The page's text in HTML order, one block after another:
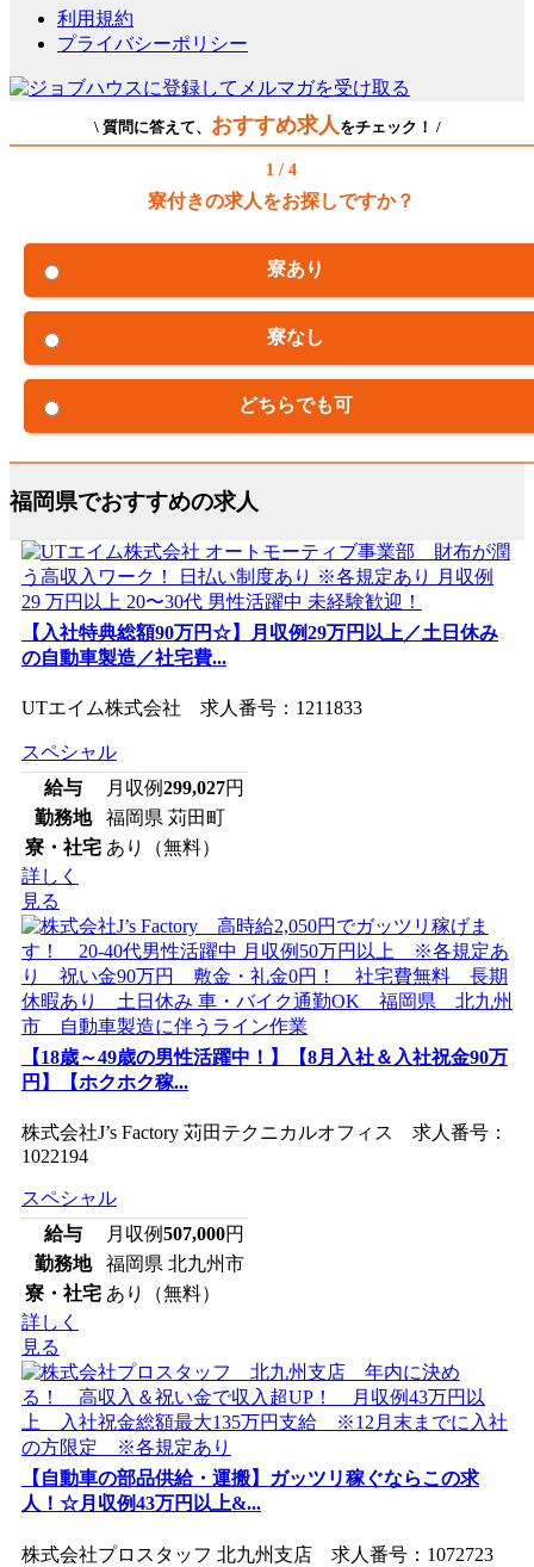
利用規約
プライバシーポリシー
\ 質問に答えて、 おすすめ求人をチェック！ /
1 / 4
寮付きの求人をお探しですか？
寮あり
寮なし
どちらでも可
福岡県でおすすめの求人
【入社特典総額90万円☆】月収例29万円以上／土日休み
の自動車製造／社宅費...
UTエイム株式会社 求人番号：1211833
スペシャル
給与
月収例299,027円
勤務地
福岡県 苅田町
寮・社宅 あり（無料）
詳しく
見る
【18歳～49歳の男性活躍中！】【8月入社＆入社祝金90万
円】【ホクホク稼...
株式会社J’s Factory 苅田テクニカルオフィス 求人番号：
1022194
スペシャル
給与
月収例507,000円
勤務地
福岡県 北九州市
寮・社宅 あり（無料）
詳しく
見る
【自動車の部品供給・運搬】ガッツリ稼ぐならこの求
人！☆月収例43万円以上&...
株式会社プロスタッフ 北九州支店 求人番号：1072723